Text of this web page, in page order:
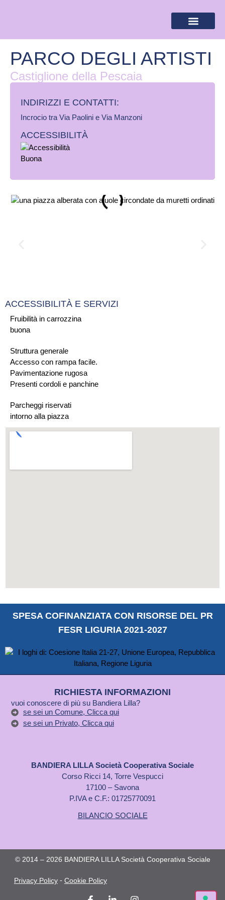
PARCO DEGLI ARTISTI
Castiglione della Pescaia
INDIRIZZI E CONTATTI:​
Incrocio tra Via Paolini e Via Manzoni
ACCESSIBILITÀ
Fruibilità in carrozzina
buona
Struttura generale
Accesso con rampa facile.
Pavimentazione rugosa
Presenti cordoli e panchine
Parcheggi riservati
intorno alla piazza
ACCESSIBILITÀ E SERVIZI
SPESA COFINANZIATA CON RISORSE DEL PR
FESR LIGURIA 2021-2027
RICHIESTA INFORMAZIONI
vuoi conoscere di più su Bandiera Lilla?
se sei un Comune, Clicca qui
se sei un Privato, Clicca qui
BANDIERA LILLA Società Cooperativa Sociale
Corso Ricci 14, Torre Vespucci
17100 – Savona
P.IVA e C.F.: 01725770091
BILANCIO SOCIALE
© 2014 – 2026 BANDIERA LILLA Società Cooperativa Sociale
Privacy Policy - Cookie Policy